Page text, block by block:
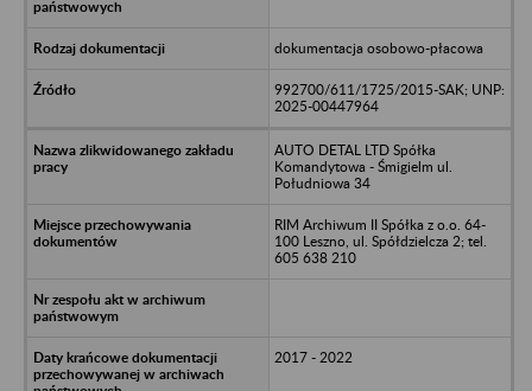
dokumentacja osobowo-płacowa
992700/611/1725/2015-SAK; UNP:
2025-00447964
AUTO DETAL LTD Spółka
Komandytowa - Śmigielm ul.
Południowa 34
RIM Archiwum II Spółka z o.o. 64-
100 Leszno, ul. Spółdzielcza 2; tel.
605 638 210
2017 - 2022